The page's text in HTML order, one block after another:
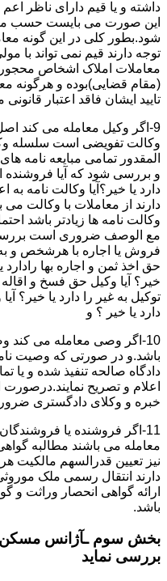
داشته و یا قیم دارای ناظر
این صورت می بایست حسب
شود.بطور کلی در این گونه
توجه دارند قیم نمی تواند با
معاملات املاک اشخاص محجور
(مقام قضایی)بوده و هرگونه
تایید ایشان فاقد اعتبار
9-اگر وکیل معامله می کند
وکالت تفویضی است سلسله
المقدور تمامی مبایعه نامه
و بررسی شود که آیا فروشنده
دارد یا خیر؟آیا وکالت نامه
دارند از معاملات با وکالت
وکالت نامه ها زیادتر باشد
مع الوصف ضروری است
فروش یا اجاره با هرشخص و به
حق اخذ ثمن و اجاره بها
خیر؟ آیا وکیل حق فسخ و اقاله
توکیل به غیر را دارد یا خیر؟
دارد یا خیر ؟ و
10-اگر وصی معامله می
باشد.و در صورتی که وصیت
دادگاه صالحه تنفیذ شده و یا
اعلام و تصریح
خبره و وکلای دادگستری
11-اگر فروشنده یا
معامله می باشند مطالبه
نیز تعیین قدرالسهم
دارند انتقال رسمی ملک
ارائه گواهی انحصار وراثت و
باشد.
بخش سوم ـآژانس مسکن
بررسی نماید